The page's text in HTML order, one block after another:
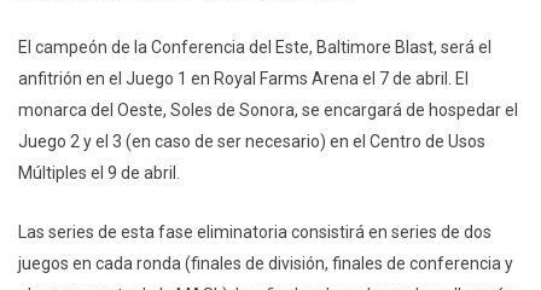
El campeón de la Conferencia del Este, Baltimore Blast, será el
anfitrión en el Juego 1 en Royal Farms Arena el 7 de abril. El
monarca del Oeste, Soles de Sonora, se encargará de hospedar el
Juego 2 y el 3 (en caso de ser necesario) en el Centro de Usos
Múltiples el 9 de abril.
Las series de esta fase eliminatoria consistirá en series de dos
juegos en cada ronda (finales de división, finales de conferencia y